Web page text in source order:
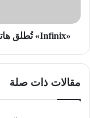
«Infinix» تُطلق هاتف أندرويد بكاميرات وقدرات شحن فائقة
مقالات ذات صلة